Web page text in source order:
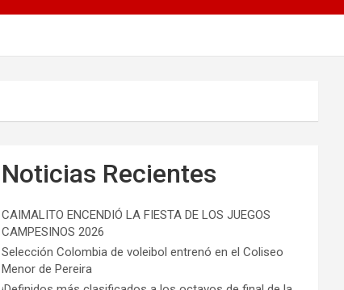
Noticias Recientes
CAIMALITO ENCENDIÓ LA FIESTA DE LOS JUEGOS
CAMPESINOS 2026
Selección Colombia de voleibol entrenó en el Coliseo
Menor de Pereira